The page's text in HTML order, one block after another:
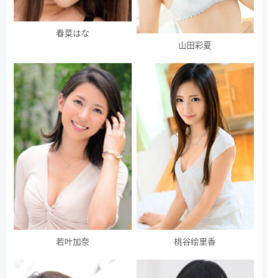
春菜はな
山田彩夏
若叶加奈 桃谷绘里香